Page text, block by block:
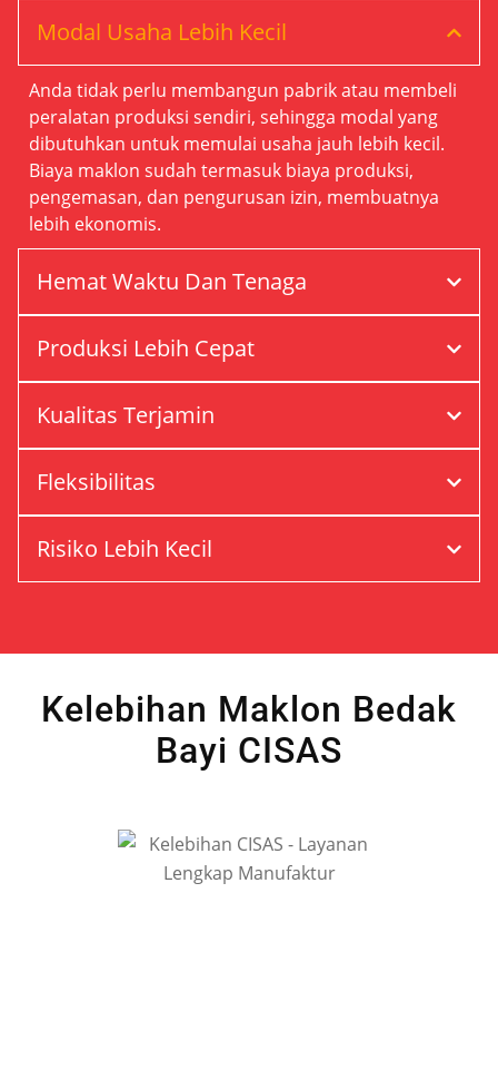
Modal Usaha Lebih Kecil
Anda tidak perlu membangun pabrik atau membeli
peralatan produksi sendiri, sehingga modal yang
dibutuhkan untuk memulai usaha jauh lebih kecil.
Biaya maklon sudah termasuk biaya produksi,
pengemasan, dan pengurusan izin, membuatnya
lebih ekonomis.
Hemat Waktu Dan Tenaga
Produksi Lebih Cepat
Kualitas Terjamin
Fleksibilitas
Risiko Lebih Kecil
Kelebihan Maklon Bedak
Bayi CISAS